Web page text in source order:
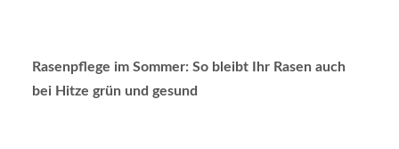
Rasenpflege im Sommer: So bleibt Ihr Rasen auch
bei Hitze grün und gesund